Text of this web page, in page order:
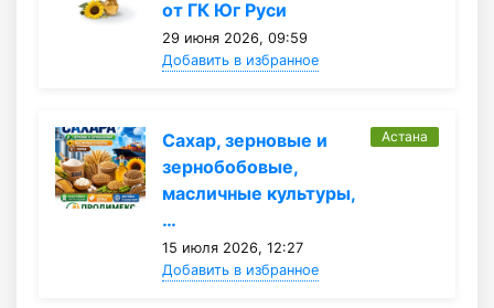
от ГК Юг Руси
29 июня 2026, 09:59
Добавить в избранное
Сахар, зерновые и
зернобобовые,
масличные культуры,
…
15 июля 2026, 12:27
Добавить в избранное
Астана